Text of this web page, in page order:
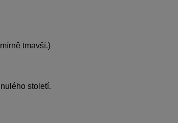
tmavší.)
století.